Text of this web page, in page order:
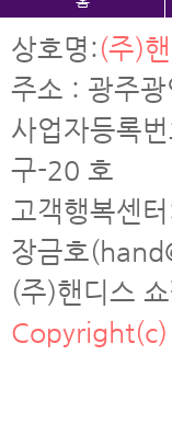
상호명:(주)
주소 : 광주
사업자등록
구-20 호
고객행복센
장금호
(주)핸디스